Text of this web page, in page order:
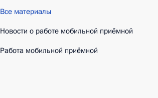
Все материалы
Новости о работе мобильной приёмной
Работа мобильной приёмной